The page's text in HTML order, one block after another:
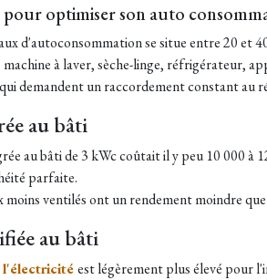
optimiser son auto
d'autoconsommation se situe entre 20 et
à laver, sèche-linge, réfrigérateur,
demandent un raccordement constant au
au bâti
au bâti de 3 kWc coûtait il y peu 10 000 à
parfaite.
moins ventilés ont un rendement moindre
au bâti
l'électricitéest légèrement plus élevé pour